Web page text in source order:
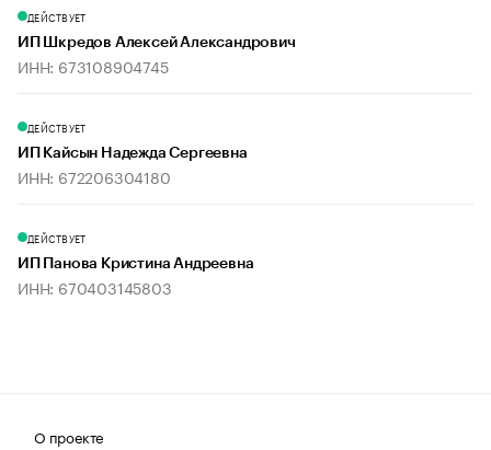
ДЕЙСТВУЕТ
ИП Шкредов Алексей Александрович
ИНН: 673108904745
ДЕЙСТВУЕТ
ИП Кайсын Надежда Сергеевна
ИНН: 672206304180
ДЕЙСТВУЕТ
ИП Панова Кристина Андреевна
ИНН: 670403145803
О проекте